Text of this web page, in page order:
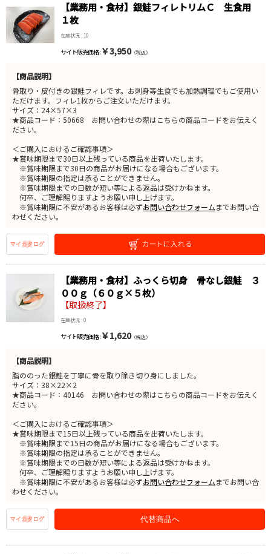
【業務用・食材】銀鮭フィレトリムＣ 生食用
１枚
在庫状況 : 10
サイト販売価格 : ￥3,950（税込）
【商品説明】
骨取り・皮付きの銀鮭フィレです。お刺身等生食でも加熱調理でもご使用い
ただけます。フィレ1枚からご注文いただけます。
サイズ：24×57×3
★商品コード：50668 お問い合わせの際はこちらの商品コードをお伝えく
ださい。
＜ご購入におけるご確認事項＞
★賞味期限まで30日以上残っている商品を出荷いたします。
※賞味期限まで30日の商品がお届けになる場合もございます。
※賞味期限の指定は承ることができません。
※賞味期限までの日数が短い等による返品は受けかねます。
何卒、ご理解賜りますようお願い申し上げます。
※賞味期限に不安があるお客様は必ずお問い合わせフォームまでお問い合
わせください。
【業務用・食材】ふっくら切身 骨なし銀鮭 ３
００ｇ（６０ｇ×５枚）
【取扱終了】
在庫状況 : 0
サイト販売価格 : ￥1,620（税込）
【商品説明】
脂ののった銀鮭を丁寧に骨を取り除き切り身にしました。
サイズ：38×22×2
★商品コード：40146 お問い合わせの際はこちらの商品コードをお伝えく
ださい。
＜ご購入におけるご確認事項＞
★賞味期限まで15日以上残っている商品を出荷いたします。
※賞味期限まで15日の商品がお届けになる場合もございます。
※賞味期限の指定は承ることができません。
※賞味期限までの日数が短い等による返品は受けかねます。
何卒、ご理解賜りますようお願い申し上げます。
※賞味期限に不安があるお客様は必ずお問い合わせフォームまでお問い合
わせください。
代替商品へ